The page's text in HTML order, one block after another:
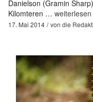
Danielson (Gramin
Kilomteren … weiterlesen
17. Mai 2014 von die